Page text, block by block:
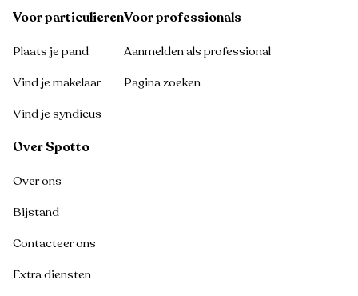
Voor particulieren
Plaats je pand
Vind je makelaar
Vind je syndicus
Voor professionals
Aanmelden als professional
Pagina zoeken
Over Spotto
Over ons
Bijstand
Contacteer ons
Extra diensten